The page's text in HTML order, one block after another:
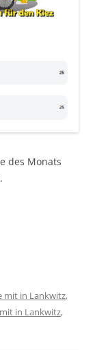
des Monats
mit in Lankwitz,
in Lankwitz,